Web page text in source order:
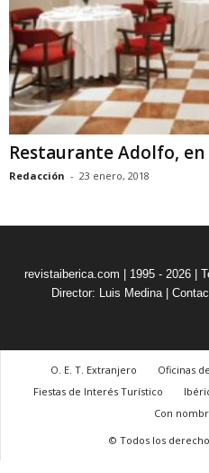
Restaurante Adolfo,
Redacción - 23 enero, 2018
revistaiberica.com | 1995 - 2026 |
Director: Luis Medina|
O. E. T. Extranjero Oficinas
Fiestas de Interés Turístico
Con
© Todos los